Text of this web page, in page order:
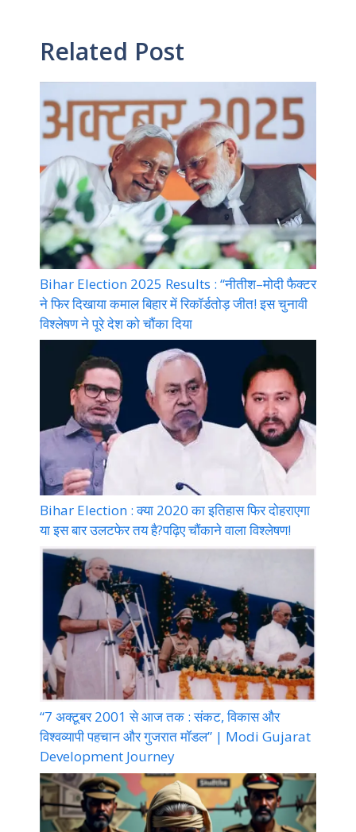
Related Post
Bihar Election 2025 Results : “नीतीश–मोदी फैक्टर
ने फिर दिखाया कमाल बिहार में रिकॉर्डतोड़ जीत! इस चुनावी
विश्लेषण ने पूरे देश को चौंका दिया
Bihar Election : क्या 2020 का इतिहास फिर दोहराएगा
या इस बार उलटफेर तय है?पढ़िए चौंकाने वाला विश्लेषण!
“7 अक्टूबर 2001 से आज तक : संकट, विकास और
विश्वव्यापी पहचान और गुजरात मॉडल” | Modi Gujarat
Development Journey